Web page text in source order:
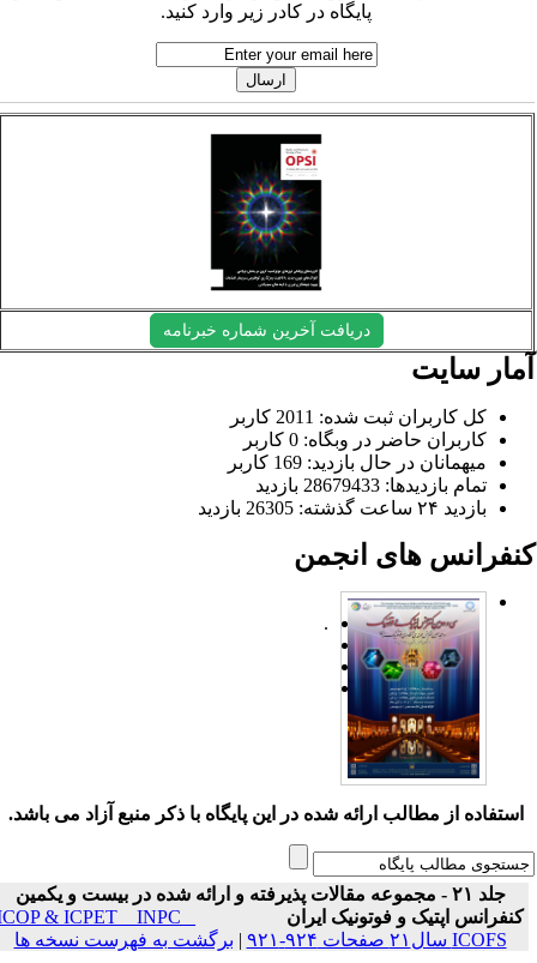
پایگاه در کادر زیر وارد کنید.
دریافت آخرین شماره خبرنامه
سایت
کل کاربران ثبت شده: 2011 کاربر
کاربران حاضر در وبگاه: 0 کاربر
میهمانان در حال بازدید: 169 کاربر
تمام بازدید‌ها: 28679433 بازدید
بازدید ۲۴ ساعت گذشته: 26305 بازدید
های انجمن
.
استفاده از مطالب ارائه شده در این پایگاه با ذکر منبع آزاد می باشد.
جلد ۲۱ - مجموعه مقالات پذیرفته و ارائه شده در بیست و یکمین
کنفرانس اپتیک و فوتونیک ایران
ICOP & ICPET _ INPC _
ICOFS سال۲۱ صفحات ۹۲۴-۹۲۱
|برگشت به فهرست نسخه ها